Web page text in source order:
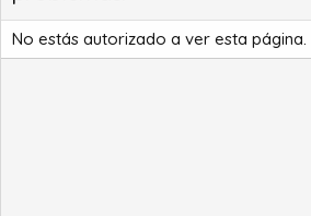
No estás autorizado a ver esta página.